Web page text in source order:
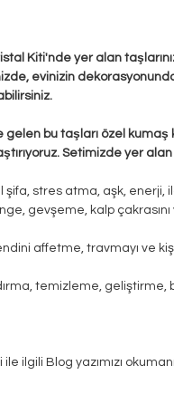
Kiti'nde yer alan
evinizin
gelen bu taşları özel
Setimizde yer
şifa, stres atma, aşk, enerji,
gevşeme, kalp
affetme, travmayı ve
temizleme, geliştirme,
ilgili Blog yazımızı